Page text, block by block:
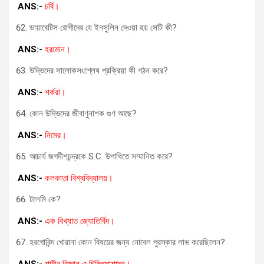
ANS:- চর্বি।
ডায়াবেটিস রোগীদের যে ইনসুলিন দেওয়া হয় সেটি কী?
ANS:- হরমোন।
উদ্ভিদের সালোকসংশ্লেষ প্রক্রিয়া কী গঠন করে?
ANS:- শর্করা।
কোন উদ্ভিদের জীবাণুনাশক গুণ আছে?
ANS:- নিমের।
আচার্য জগদীশচন্দ্রকে S.C. উপাধিতে সম্মানিত করে?
ANS:- কলকাতা বিশ্ববিদ্যালয়।
টলেমি কে?
ANS:- এক বিখ্যাত জ্যোতির্বিদ।
হরগোবিন্দ খোরানা কোন বিষয়ের জন্য নোবেল পুরস্কার লাভ করেছিলেন?